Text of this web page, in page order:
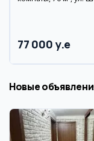
77 000 y.e
Новые